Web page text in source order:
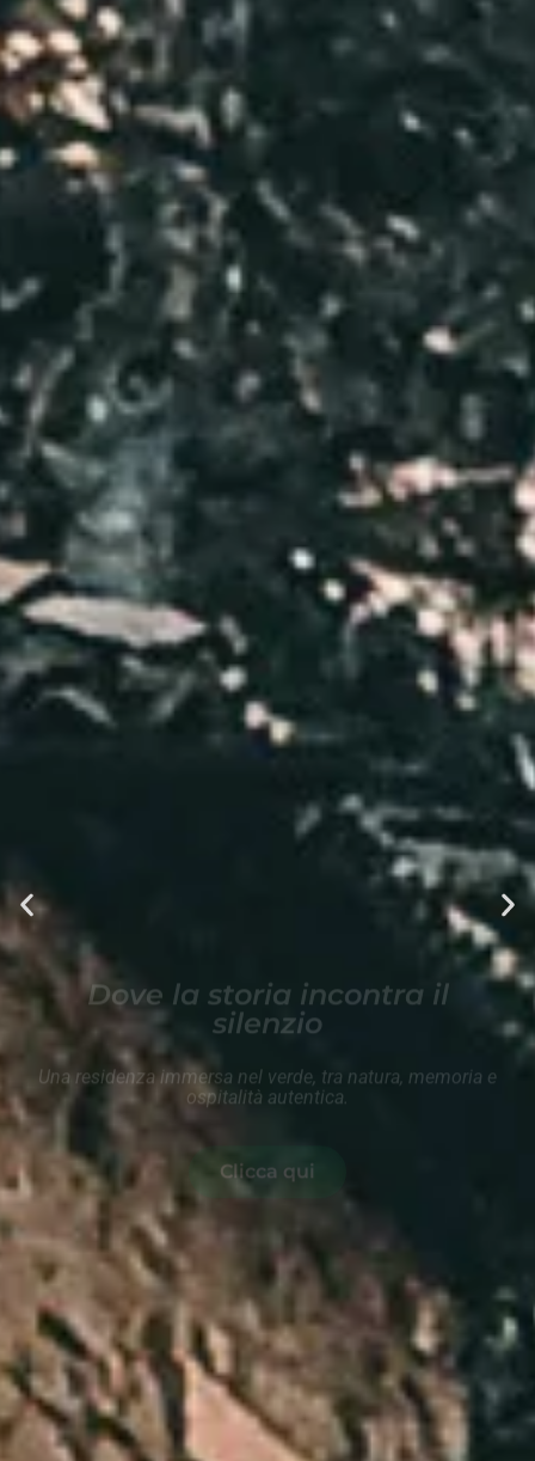
Dove la storia incontra il
silenzio
Una residenza immersa nel verde, tra natura, memoria e
Clicca qui